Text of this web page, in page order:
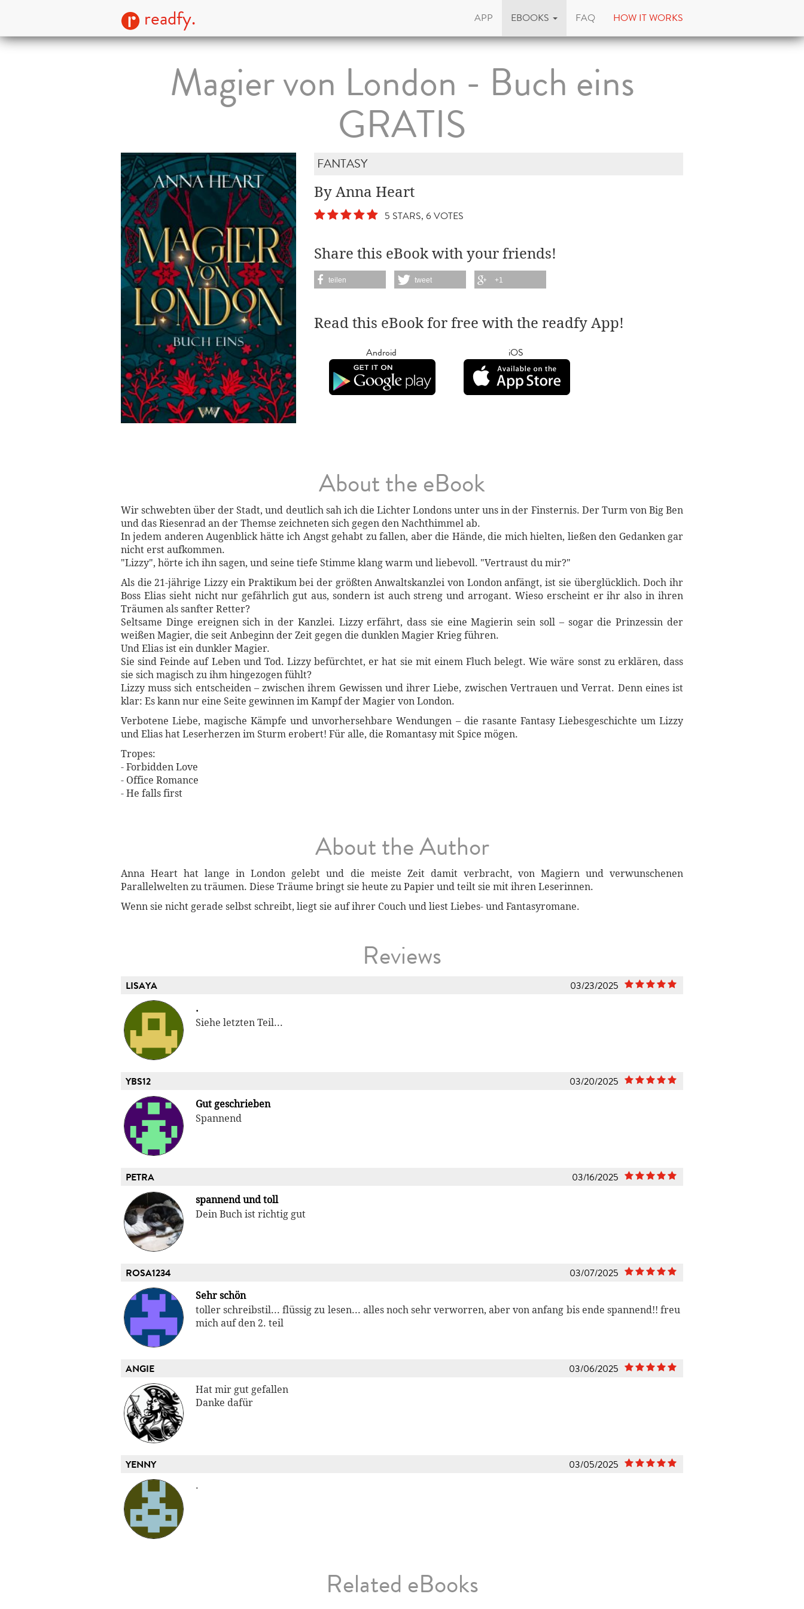
readfy. APP EBOOKS FAQ HOW IT WORKS
Magier von London - Buch eins
GRATIS
FANTASY
By Anna Heart
5 STARS, 6 VOTES
Share this eBook with your friends!
teilen tweet +1
Read this eBook for free with the readfy App!
Android iOS
About the eBook
Wir schwebten über der Stadt, und deutlich sah ich die Lichter Londons unter uns in der Finsternis. Der Turm von Big Ben
und das Riesenrad an der Themse zeichneten sich gegen den Nachthimmel ab.
In jedem anderen Augenblick hätte ich Angst gehabt zu fallen, aber die Hände, die mich hielten, ließen den Gedanken gar
nicht erst aufkommen.
"Lizzy", hörte ich ihn sagen, und seine tiefe Stimme klang warm und liebevoll. "Vertraust du mir?"
Als die 21-jährige Lizzy ein Praktikum bei der größten Anwaltskanzlei von London anfängt, ist sie überglücklich. Doch ihr
Boss Elias sieht nicht nur gefährlich gut aus, sondern ist auch streng und arrogant. Wieso erscheint er ihr also in ihren
Träumen als sanfter Retter?
Seltsame Dinge ereignen sich in der Kanzlei. Lizzy erfährt, dass sie eine Magierin sein soll – sogar die Prinzessin der
weißen Magier, die seit Anbeginn der Zeit gegen die dunklen Magier Krieg führen.
Und Elias ist ein dunkler Magier.
Sie sind Feinde auf Leben und Tod. Lizzy befürchtet, er hat sie mit einem Fluch belegt. Wie wäre sonst zu erklären, dass
sie sich magisch zu ihm hingezogen fühlt?
Lizzy muss sich entscheiden – zwischen ihrem Gewissen und ihrer Liebe, zwischen Vertrauen und Verrat. Denn eines ist
klar: Es kann nur eine Seite gewinnen im Kampf der Magier von London.
Verbotene Liebe, magische Kämpfe und unvorhersehbare Wendungen – die rasante Fantasy Liebesgeschichte um Lizzy
und Elias hat Leserherzen im Sturm erobert! Für alle, die Romantasy mit Spice mögen.
Tropes:
- Forbidden Love
- Office Romance
- He falls first
About the Author
Anna Heart hat lange in London gelebt und die meiste Zeit damit verbracht, von Magiern und verwunschenen
Parallelwelten zu träumen. Diese Träume bringt sie heute zu Papier und teilt sie mit ihren Leserinnen.
Wenn sie nicht gerade selbst schreibt, liegt sie auf ihrer Couch und liest Liebes- und Fantasyromane.
Reviews
LISAYA 03/23/2025
.
Siehe letzten Teil...
YBS12 03/20/2025
Gut geschrieben
Spannend
PETRA 03/16/2025
spannend und toll
Dein Buch ist richtig gut
ROSA1234 03/07/2025
Sehr schön
toller schreibstil... flüssig zu lesen... alles noch sehr verworren, aber von anfang bis ende spannend!! freu
mich auf den 2. teil
ANGIE 03/06/2025
Hat mir gut gefallen
Danke dafür
YENNY 03/05/2025
.
Related eBooks